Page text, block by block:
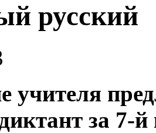
русский
учителя
за 7­-й